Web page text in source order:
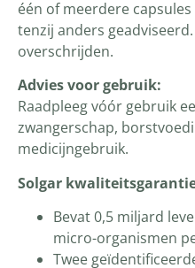
één of meerdere
tenzij anders
overschrijden.
Advies voor gebruik:
Raadpleeg vóór gebruik
zwangerschap,
medicijngebruik.
Solgar
Bevat 0,5 miljard
micro-organismen
Twee